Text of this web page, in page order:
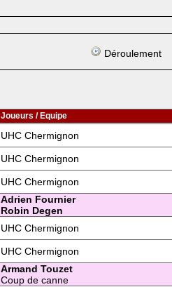
Déroulement
Joueurs / Equipe
UHC Chermignon
UHC Chermignon
UHC Chermignon
Adrien Fournier
Robin Degen
UHC Chermignon
UHC Chermignon
Armand Touzet
Coup de canne